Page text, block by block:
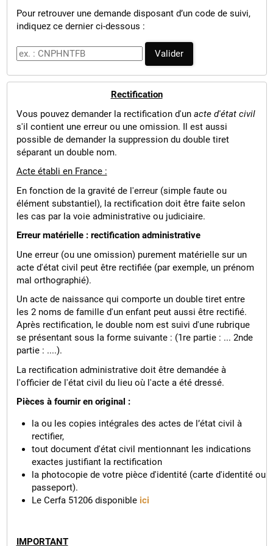
Billetterie théâtre
Pour retrouver une demande disposant d’un code de suivi,
indiquez ce dernier ci-dessous :
Code de suivi
Valider
Rectification
Vous pouvez demander la rectification d'un acte d'état civil
s'il contient une erreur ou une omission. Il est aussi
possible de demander la suppression du double tiret
séparant un double nom.
Acte établi en France :
En fonction de la gravité de l'erreur (simple faute ou
élément substantiel), la rectification doit être faite selon
les cas par la voie administrative ou judiciaire.
Erreur matérielle : rectification administrative
Une erreur (ou une omission) purement matérielle sur un
acte d'état civil peut être rectifiée (par exemple, un prénom
mal orthographié).
Un acte de naissance qui comporte un double tiret entre
les 2 noms de famille d'un enfant peut aussi être rectifié.
Après rectification, le double nom est suivi d'une rubrique
se présentant sous la forme suivante : (1re partie : ... 2nde
partie : ....).
La rectification administrative doit être demandée à
l'officier de l'état civil du lieu où l'acte a été dressé.
Pièces à fournir en original :
la ou les copies intégrales des actes de l’état civil à
rectifier,
tout document d'état civil mentionnant les indications
exactes justifiant la rectification
la photocopie de votre pièce d'identité (carte d'identité ou
passeport).
Le Cerfa 51206 disponible ici
IMPORTANT